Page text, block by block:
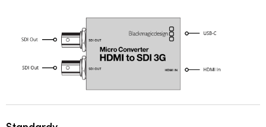
Chinese Taipei
Turkey